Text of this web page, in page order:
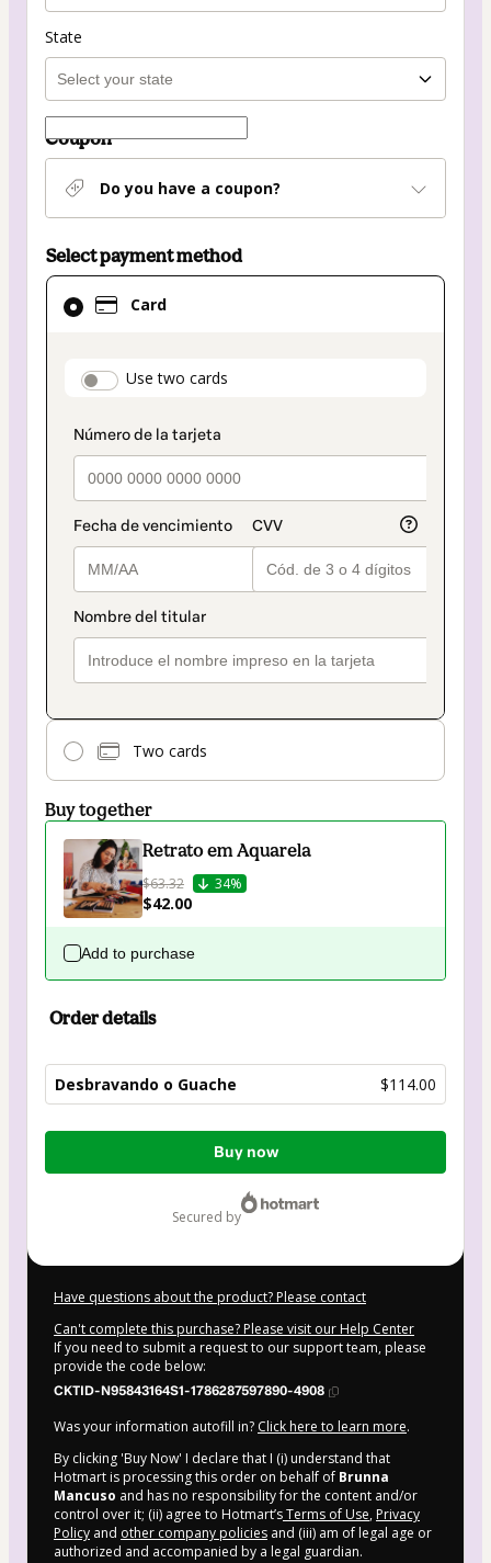
State
Coupon
Do you have a coupon?
Select payment method
Card
payment_data.section_title_v2
Use two cards
Two cards
Card
selected
method
Buy together
Retrato em Aquarela
$63.32 34%
$42.00
Add to purchase
Order details
Desbravando o Guache $114.00
Total
Buy now
secured by
Have questions about the product? Please contact
Can't complete this purchase? Please visit our Help Center
If you need to submit a request to our support team, please
provide the code below:
CKTID-N95843164S1-1786287597890-4908
Was your information autofill in? Click here to learn more.
By clicking 'Buy Now' I declare that I (i) understand that
Hotmart is processing this order on behalf of Brunna
Mancuso and has no responsibility for the content and/or
control over it; (ii) agree to Hotmart’sTerms of Use, Privacy
Policy and other company policies and (iii) am of legal age or
authorized and accompanied by a legal guardian.